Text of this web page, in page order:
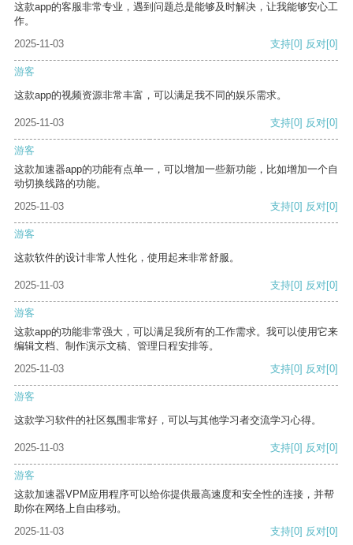
这款app的客服非常专业，遇到问题总是能够及时解决，让我能够安心工
作。
2025-11-03
支持[0] 反对[0]
游客
这款app的视频资源非常丰富，可以满足我不同的娱乐需求。
2025-11-03 支持[0] 反对[0]
游客
这款加速器app的功能有点单一，可以增加一些新功能，比如增加一个自
动切换线路的功能。
2025-11-03
支持[0] 反对[0]
游客
这款软件的设计非常人性化，使用起来非常舒服。
2025-11-03 支持[0] 反对[0]
游客
这款app的功能非常强大，可以满足我所有的工作需求。我可以使用它来
编辑文档、制作演示文稿、管理日程安排等。
2025-11-03
支持[0] 反对[0]
游客
这款学习软件的社区氛围非常好，可以与其他学习者交流学习心得。
2025-11-03 支持[0] 反对[0]
游客
这款加速器VPM应用程序可以给你提供最高速度和安全性的连接，并帮
助你在网络上自由移动。
2025-11-03
支持[0] 反对[0]